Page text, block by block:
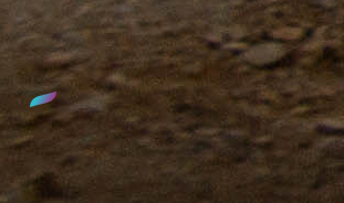
Accès
SIED 70
1 rue Max DEVAUX
70000 VESOUL
03.84.77.00.00